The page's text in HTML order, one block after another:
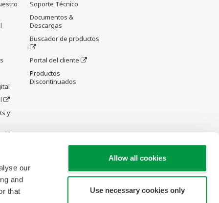
our
and
that
Allow all cookies
Use necessary cookies only
y
Soporte Técnico
Documentos &
Descargas
Buscador de productos
Portal del cliente
Productos
Discontinuados